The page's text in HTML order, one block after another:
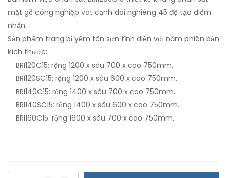
mặt gỗ công nghiệp vát cạnh dài nghiêng 45 độ tạo điểm
nhấn.
Sản phẩm trang bị yếm tôn sơn tĩnh điện với năm phiên bản
kích thước:
BRI120C15: rộng 1200 x sâu 700 x cao 750mm.
BRI120SC15: rộng 1200 x sâu 600 x cao 750mm.
BRI140C15: rộng 1400 x sâu 700 x cao 750mm.
BRI140SC15: rộng 1400 x sâu 600 x cao 750mm.
BRI160C15: rộng 1600 x sâu 700 x cao 750mm.